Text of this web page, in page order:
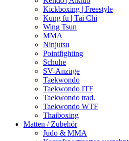
Kickboxing | Freestyle
Kung fu | Tai Chi
Wing Tsun
MMA
Ninjutsu
Pointfighting
Schuhe
SV-Anzüge
Taekwondo
Taekwondo ITF
Taekwondo trad.
Taekwondo WTF
Thaiboxing
Matten / Zubehör
Judo & MMA